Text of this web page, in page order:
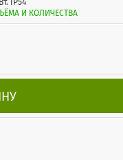
IP54
И КОЛИЧЕСТВА